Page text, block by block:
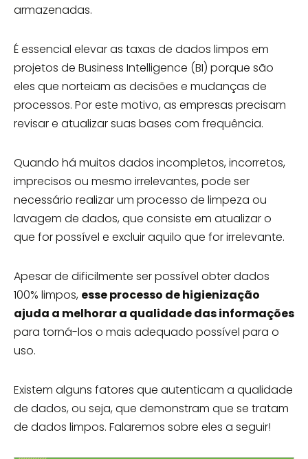
armazenadas.
É essencial elevar as taxas de dados limpos em
projetos de Business Intelligence (BI) porque são
eles que norteiam as decisões e mudanças de
processos. Por este motivo, as empresas precisam
revisar e atualizar suas bases com frequência.
Quando há muitos dados incompletos, incorretos,
imprecisos ou mesmo irrelevantes, pode ser
necessário realizar um processo de limpeza ou
lavagem de dados, que consiste em atualizar o
que for possível e excluir aquilo que for irrelevante.
Apesar de dificilmente ser possível obter dados
100% limpos, esse processo de higienização
ajuda a melhorar a qualidade das informações
para torná-los o mais adequado possível para o
uso.
Existem alguns fatores que autenticam a qualidade
de dados, ou seja, que demonstram que se tratam
de dados limpos. Falaremos sobre eles a seguir!